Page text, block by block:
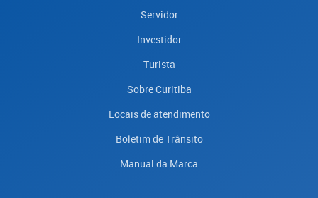
Servidor
Investidor
Turista
Sobre Curitiba
Locais de atendimento
Boletim de Trânsito
Manual da Marca